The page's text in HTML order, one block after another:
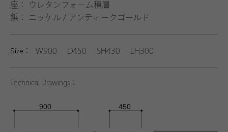
座： ウレタンフォーム積層
鋲： ニッケル / アンティークゴールド
Size： W900 D450 SH430 LH300
Technical Drawings：